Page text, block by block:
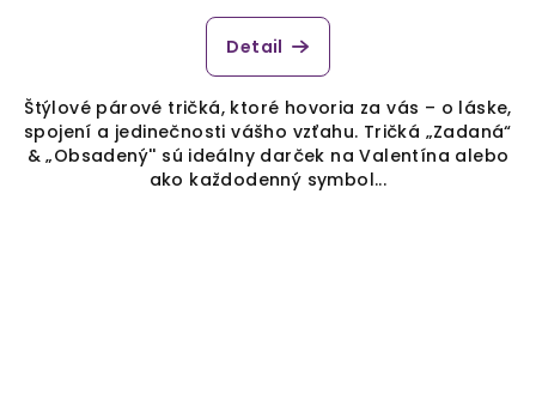
Detail
Štýlové párové tričká, ktoré hovoria za vás – o láske,
spojení a jedinečnosti vášho vzťahu. Tričká „Zadaná“
& „Obsadený'' sú ideálny darček na Valentína alebo
ako každodenný symbol...